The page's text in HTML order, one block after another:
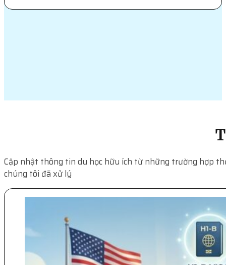
Cập nhật thông tin du học hữu ích từ những trường hợp
chúng tôi đã xử lý